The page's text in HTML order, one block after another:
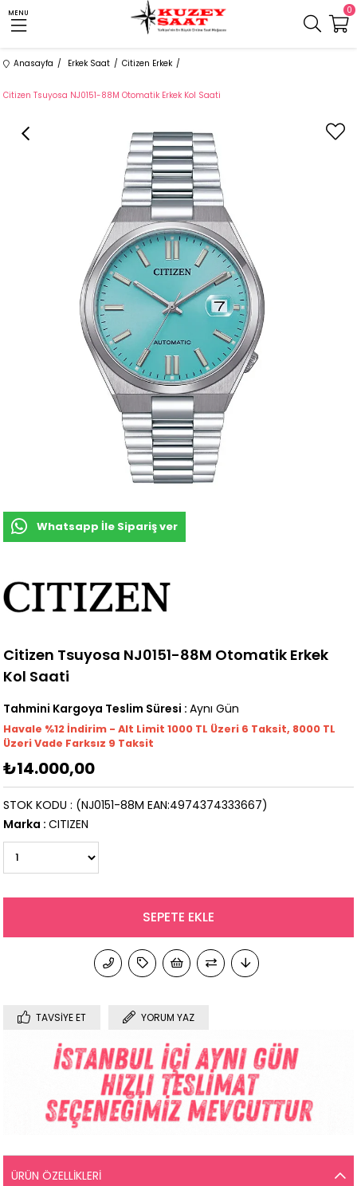
MENU 0
Anasayfa Erkek Saat Citizen Erkek
Citizen Tsuyosa NJ0151-88M Otomatik Erkek Kol Saati
Whatsapp İle Sipariş ver
Citizen Tsuyosa NJ0151-88M Otomatik Erkek
Kol Saati
Tahmini Kargoya Teslim Süresi : Aynı Gün
Havale %12 İndirim - Alt Limit 1000 TL Üzeri 6 Taksit, 8000 TL
Üzeri Vade Farksız 9 Taksit
₺14.000,00
(NJ0151-88M EAN:4974374333667)
STOK KODU
Marka : CITIZEN
TAVSIYE ET YORUM YAZ
ÜRÜN ÖZELLIKLERI